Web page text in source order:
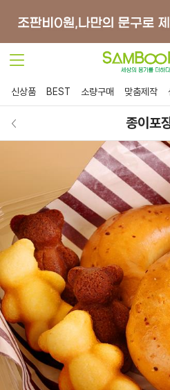
신상품 BEST 소량구매 맞춤제작
종이포